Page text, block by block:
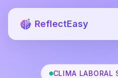
ReflectEasy
CLIMA LABORAL